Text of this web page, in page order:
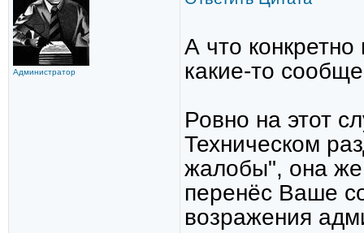
Администратор
А что
какие-то
Ровно на этот
Техническом
жалобы", она же
перенёс Ваше
возражения